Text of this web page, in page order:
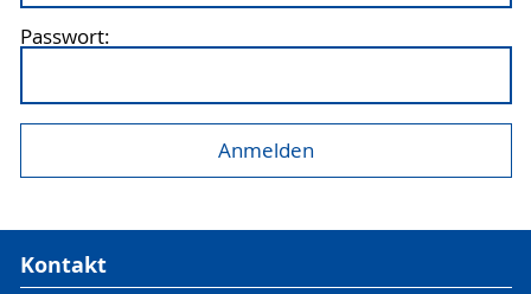
Passwort:
Kontakt